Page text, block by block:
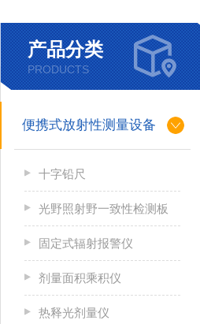
产品分类
PRODUCTS
便携式放射性测量设备
十字铅尺
光野照射野一致性检测板
固定式辐射报警仪
剂量面积乘积仪
热释光剂量仪